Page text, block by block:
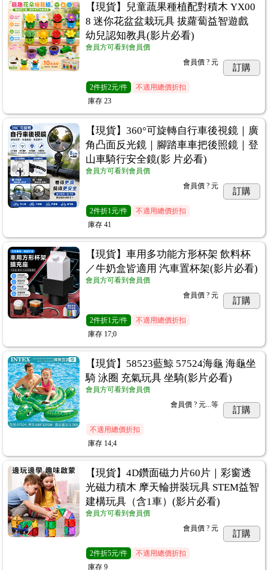
【現貨】兒童蔬果種植配對積木 YX00
8 迷你花盆盆栽玩具 拔蘿蔔益智遊戲
幼兒認知教具(影片必看)
會員方可看到會員價
會員價 ? 元
訂購
2件折2元/件
不適用總價折扣
庫存 23
【現貨】360°可旋轉自行車後視鏡｜廣
角凸面反光鏡｜腳踏車車把後照鏡｜登
山車騎行安全鏡(影 片必看)
會員方可看到會員價
會員價 ? 元
訂購
2件折1元/件
不適用總價折扣
庫存 41
【現貨】車用多功能方形杯架 飲料杯
／牛奶盒皆適用 汽車置杯架(影片必看)
會員方可看到會員價
會員價 ? 元
訂購
2件折1元/件
不適用總價折扣
庫存 17;0
【現貨】58523藍鯨 57524海龜 海龜坐
騎 泳圈 充氣玩具 坐騎(影片必看)
會員方可看到會員價
會員價 ? 元... 等
訂購
不適用總價折扣
庫存 14;4
【現貨】4D鑽面磁力片60片｜彩窗透
光磁力積木 摩天輪拼裝玩具 STEM益智
建構玩具（含1車）(影片必看)
會員方可看到會員價
會員價 ? 元
訂購
2件折5元/件
不適用總價折扣
庫存 9